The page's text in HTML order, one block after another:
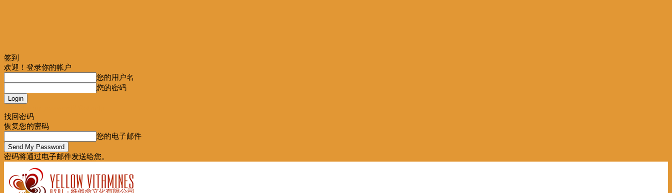
签到
欢迎！登录你的帐户
您的用户名
您的密码
找回密码
恢复您的密码
您的电子邮件
密码将通过电子邮件发送给您。